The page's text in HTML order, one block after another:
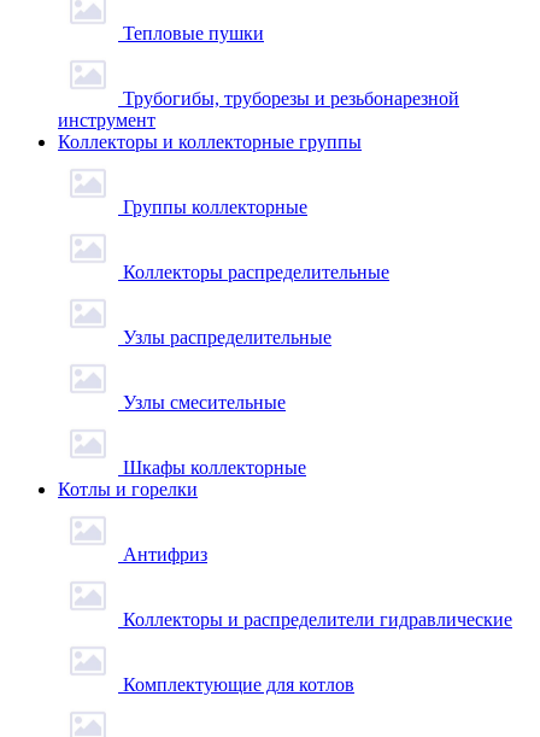
Тепловые пушки
Трубогибы, труборезы и резьбонарезной
инструмент
Коллекторы и коллекторные группы
Группы коллекторные
Коллекторы распределительные
Узлы распределительные
Узлы смесительные
Шкафы коллекторные
Котлы и горелки
Антифриз
Коллекторы и распределители гидравлические
Комплектующие для котлов